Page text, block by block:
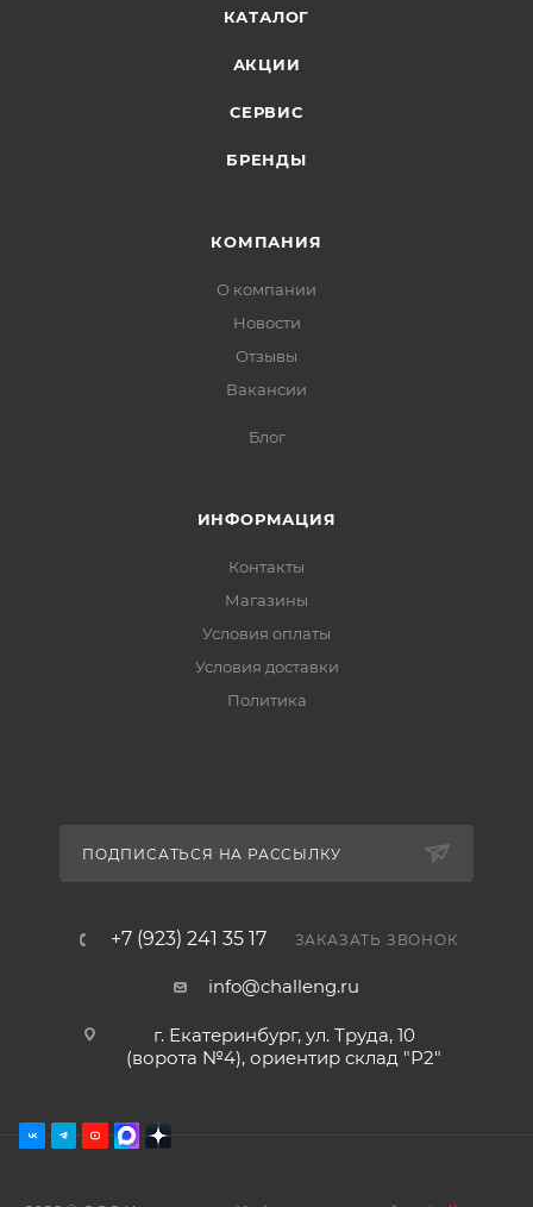
КАТАЛОГ
АКЦИИ
СЕРВИС
БРЕНДЫ
КОМПАНИЯ
О компании
Новости
Отзывы
Вакансии
Блог
ИНФОРМАЦИЯ
Контакты
Магазины
Условия оплаты
Условия доставки
Политика
ПОДПИСАТЬСЯ НА РАССЫЛКУ
+7 (923) 241 35 17 ЗАКАЗАТЬ ЗВОНОК
info@challeng.ru
г. Екатеринбург, ул. Труда, 10
(ворота №4), ориентир склад "Р2"